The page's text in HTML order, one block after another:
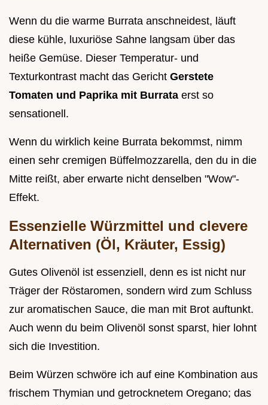
Wenn du die warme Burrata anschneidest, läuft
diese kühle, luxuriöse Sahne langsam über das
heiße Gemüse. Dieser Temperatur- und
Texturkontrast macht das Gericht Gerstete
Tomaten und Paprika mit Burrata erst so
sensationell.
Wenn du wirklich keine Burrata bekommst, nimm
einen sehr cremigen Büffelmozzarella, den du in die
Mitte reißt, aber erwarte nicht denselben "Wow"-
Effekt.
Essenzielle Würzmittel und clevere
Alternativen (Öl, Kräuter, Essig)
Gutes Olivenöl ist essenziell, denn es ist nicht nur
Träger der Röstaromen, sondern wird zum Schluss
zur aromatischen Sauce, die man mit Brot auftunkt.
Auch wenn du beim Olivenöl sonst sparst, hier lohnt
sich die Investition.
Beim Würzen schwöre ich auf eine Kombination aus
frischem Thymian und getrocknetem Oregano; das